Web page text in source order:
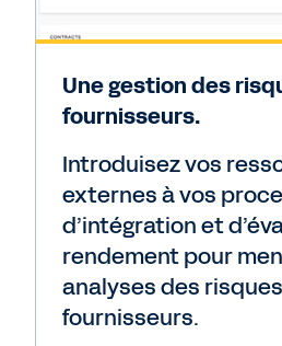
Une gestion des
fournisseurs.
Introduisez vos
externes à vos
d’intégration et
rendement pour
analyses des
fournisseurs.